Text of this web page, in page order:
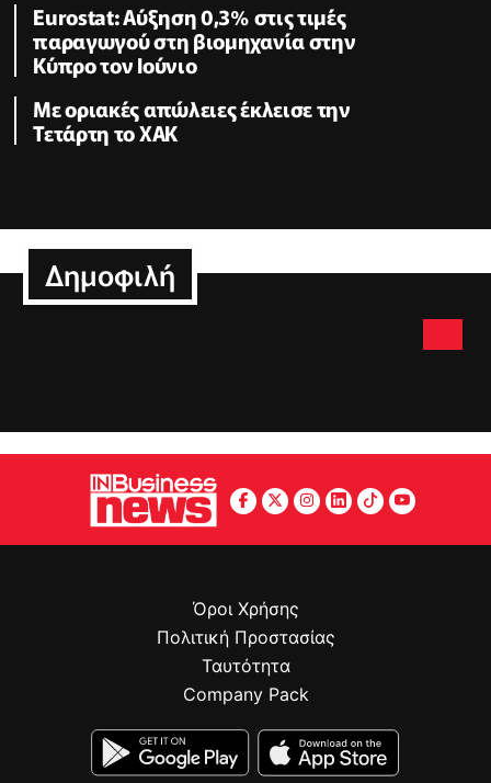
Eurostat: Αύξηση 0,3% στις τιμές
παραγωγού στη βιομηχανία στην
Κύπρο τον Ιούνιο
Με οριακές απώλειες έκλεισε την
Τετάρτη το ΧΑΚ
Δημοφιλή
Όροι Χρήσης
Πολιτική Προστασίας
Ταυτότητα
Company Pack